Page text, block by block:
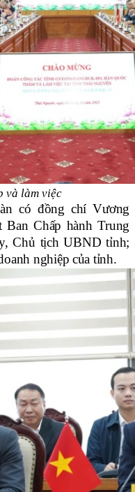
và làm việc
có đồng chí Vương
Chấp hành Trung
Chủ tịch UBND tỉnh;
nghiệp của tỉnh.